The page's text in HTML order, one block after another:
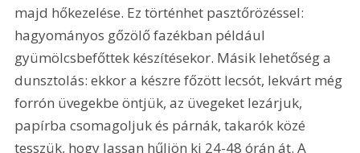
majd hőkezelése. Ez történhet pasztőrözéssel:
hagyományos gőzölő fazékban például
gyümölcsbefőttek készítésekor. Másik lehetőség a
dunsztolás: ekkor a készre főzött lecsót, lekvárt még
forrón üvegekbe öntjük, az üvegeket lezárjuk,
papírba csomagoljuk és párnák, takarók közé
tesszük, hogy lassan hűljön ki 24-48 órán át. A